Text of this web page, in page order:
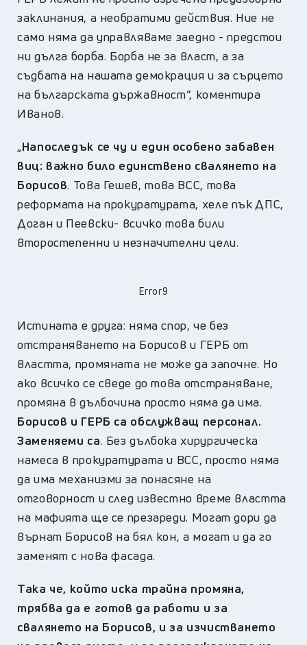
заклинания, а необратими действия. Ние не
само няма да управляваме заедно - предстои
ни дълга борба. Борба не за власт, а за
съдбата на нашата демокрация и за сърцето
на българската държавност“, коментира
Иванов.
„Напоследък се чу и един особено забавен
виц: важно било единствено свалянето на
Борисов. Това Гешев, това ВСС, това
реформата на прокуратурата, хеле пък ДПС,
Доган и Пеевски- всичко това били
второстепенни и незначителни цели.
Error9
Истината е друга: няма спор, че без
отстраняването на Борисов и ГЕРБ от
властта, промяната не може да започне. Но
ако всичко се сведе до това отстраняване,
промяна в дълбочина просто няма да има.
Борисов и ГЕРБ са обслужващ персонал.
Заменяеми са. Без дълбока хирургическа
намеса в прокуратурата и ВСС, просто няма
да има механизми за понасяне на
отговорност и след известно време властта
на мафията ще се презареди. Могат дори да
върнат Борисов на бял кон, а могат и да го
заменят с нова фасада.
Така че, който иска трайна промяна,
трябва да е готов да работи и за
свалянето на Борисов, и за изчистването